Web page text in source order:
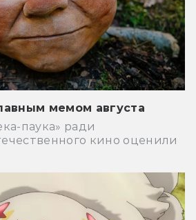
мемом августа
паука» ради
кино оценили